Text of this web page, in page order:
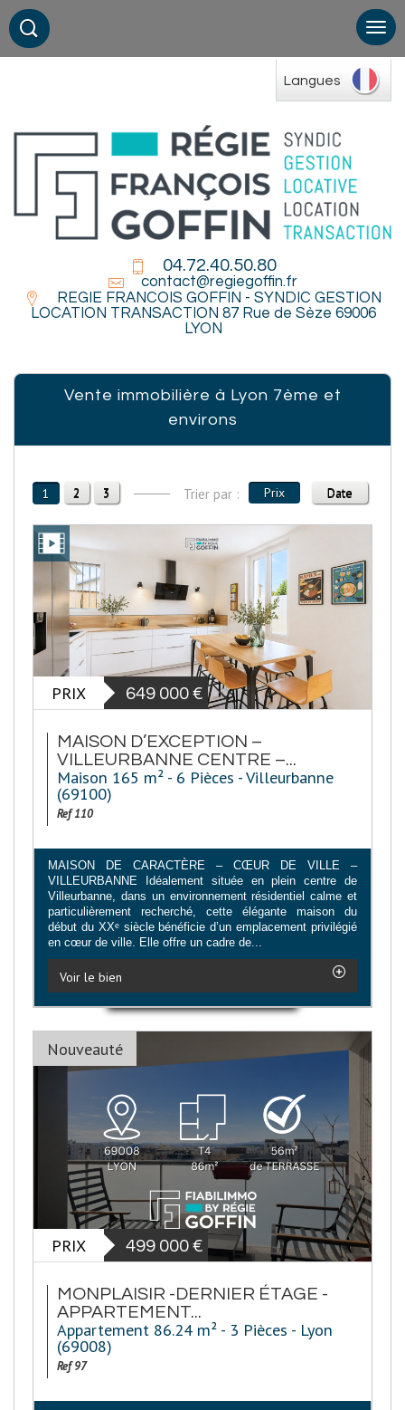
Langues
04.72.40.50.80
contact@regiegoffin.fr
REGIE FRANCOIS GOFFIN - SYNDIC GESTION
LOCATION TRANSACTION 87 Rue de Sèze 69006
LYON
Vente immobilière à Lyon 7ème et
environs
1 2 3 Trier par : Prix Date
PRIX 649 000 €
MAISON D’EXCEPTION –
VILLEURBANNE CENTRE –...
Maison 165 m² - 6 Pièces - Villeurbanne
(69100)
Ref 110
MAISON DE CARACTÈRE – CŒUR DE VILLE –
VILLEURBANNE Idéalement située en plein centre de
Villeurbanne, dans un environnement résidentiel calme et
particulièrement recherché, cette élégante maison du
début du XXᵉ siècle bénéficie d’un emplacement privilégié
en cœur de ville. Elle offre un cadre de...
Voir le bien
Nouveauté
PRIX 499 000 €
MONPLAISIR -DERNIER ÉTAGE -
APPARTEMENT...
Appartement 86.24 m² - 3 Pièces - Lyon
(69008)
Ref 97